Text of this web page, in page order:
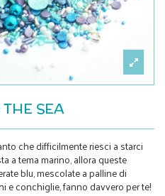
SEA
che difficilmente riesci a starci
a tema marino, allora queste
blu, mescolate a palline di
e conchiglie, fanno davvero per te!